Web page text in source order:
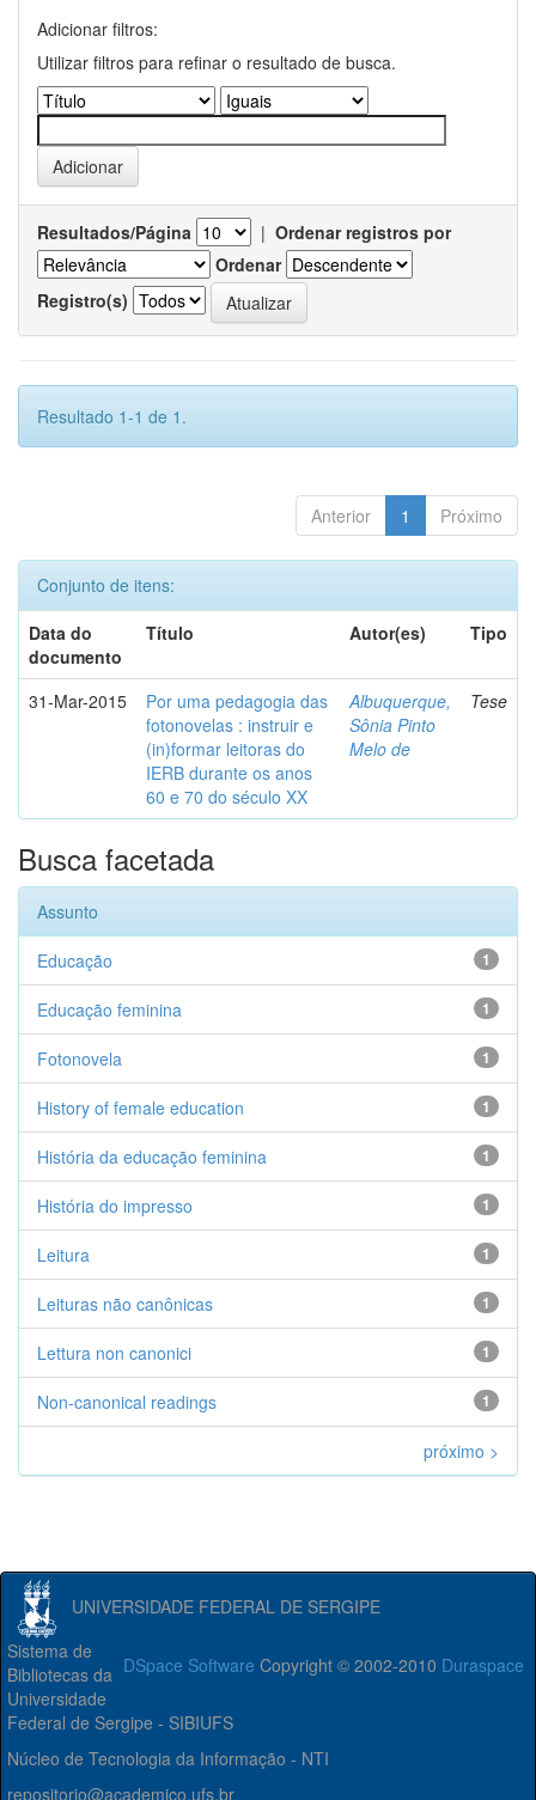
Adicionar filtros:
Utilizar filtros para refinar o resultado de busca.
Resultados/Página | Ordenar registros por
Ordenar
Registro(s)
Resultado 1-1 de 1.
Anterior 1 Próximo
Conjunto de itens:
Data do
documento
Título Autor(es) Tipo
31-Mar-2015
Por uma pedagogia das
fotonovelas : instruir e
(in)formar leitoras do
IERB durante os anos
60 e 70 do século XX
Albuquerque,
Sônia Pinto
Melo de
Tese
Busca facetada
Assunto
1
Educação
1
Educação feminina
1
Fotonovela
1
History of female education
1
História da educação feminina
1
História do impresso
1
Leitura
1
Leituras não canônicas
1
Lettura non canonici
1
Non-canonical readings
próximo >
UNIVERSIDADE FEDERAL DE SERGIPE
DSpace Software Copyright © 2002-2010 Duraspace
Sistema de
Bibliotecas da
Universidade
Federal de Sergipe - SIBIUFS
Núcleo de Tecnologia da Informação - NTI
repositorio@academico.ufs.br